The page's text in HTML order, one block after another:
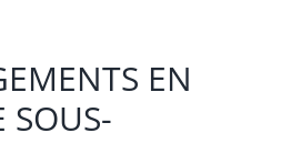
EN
SOUS-